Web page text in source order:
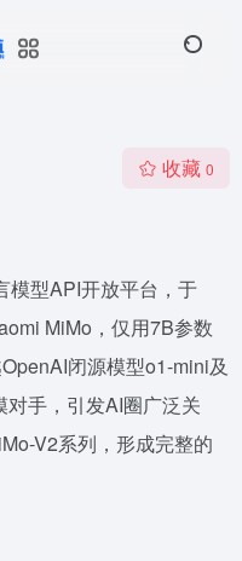
收藏 0
模型API开放平台，于
MiMo，仅用7B参数
闭源模型o1-mini及
手，引发AI圈广泛关
V2系列，形成完整的